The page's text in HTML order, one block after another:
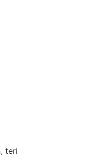
teri